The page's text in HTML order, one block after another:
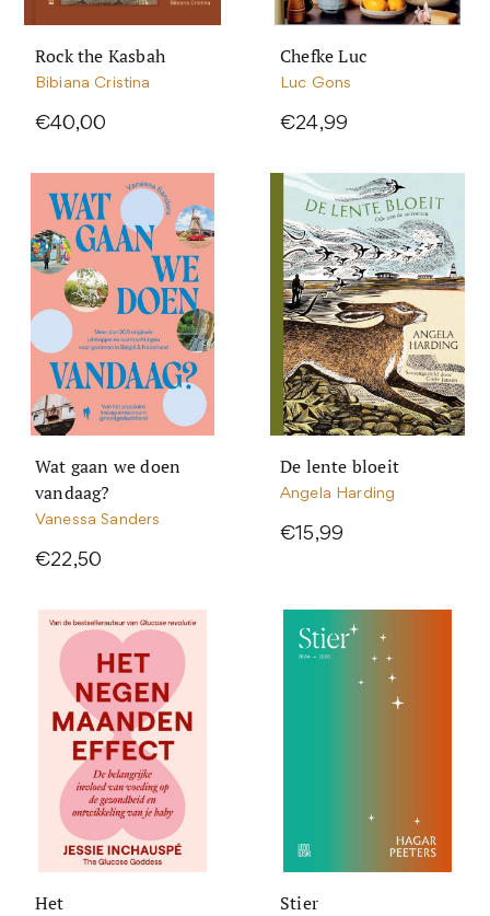
Rock the Kasbah
Bibiana Cristina
€40,00
Chefke Luc
Luc Gons
€24,99
Wat gaan we doen
vandaag?
Vanessa Sanders
€22,50
De lente bloeit
Angela Harding
€15,99
Het
Stier